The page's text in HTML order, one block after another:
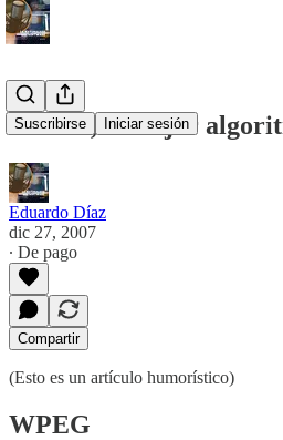
Suscribirse Iniciar sesión
WPEG, el mejor
Eduardo Díaz
dic 27, 2007
∙ De pago
Compartir
(Esto es un artículo humorístico)
WPEG